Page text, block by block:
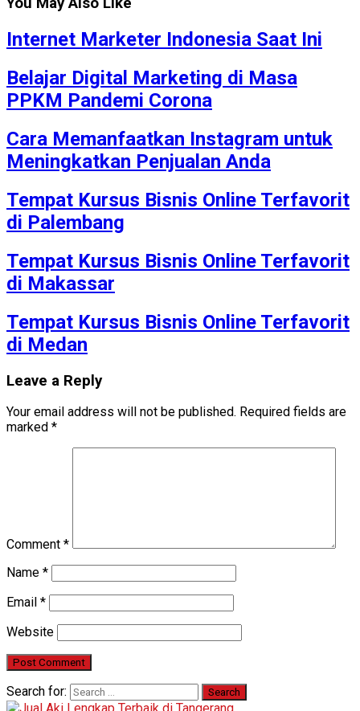
You May Also Like
Internet Marketer Indonesia Saat Ini
Belajar Digital Marketing di Masa
PPKM Pandemi Corona
Cara Memanfaatkan Instagram untuk
Meningkatkan Penjualan Anda
Tempat Kursus Bisnis Online Terfavorit
di Palembang
Tempat Kursus Bisnis Online Terfavorit
di Makassar
Tempat Kursus Bisnis Online Terfavorit
di Medan
Leave a Reply
Your email address will not be published. Required fields are
marked *
Comment *
Name *
Email *
Website
Search for: